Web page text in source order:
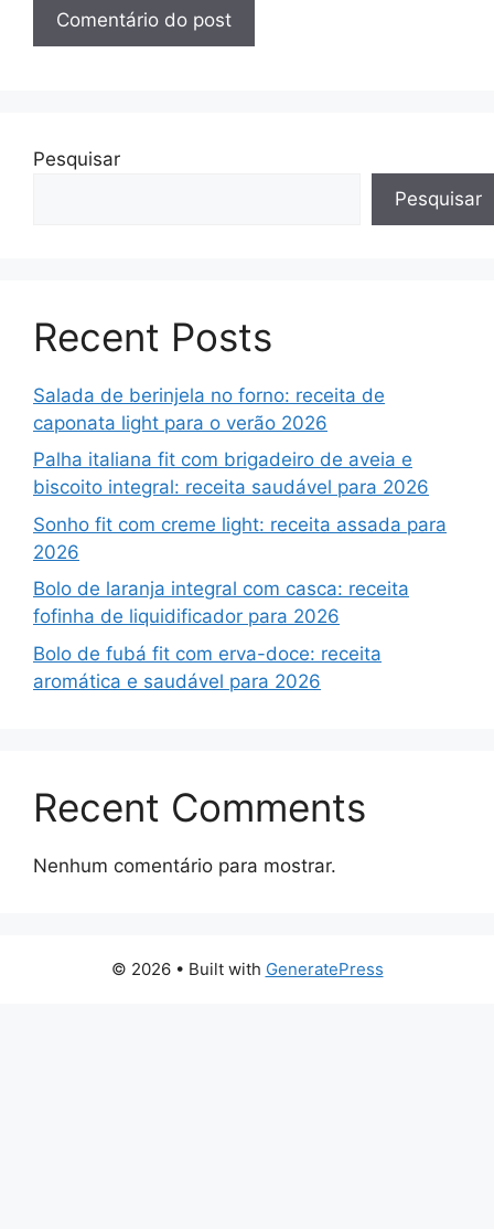
Pesquisar
Pesquisar
Recent Posts
Salada de berinjela no forno: receita de
caponata light para o verão 2026
Palha italiana fit com brigadeiro de aveia e
biscoito integral: receita saudável para 2026
Sonho fit com creme light: receita assada para
2026
Bolo de laranja integral com casca: receita
fofinha de liquidificador para 2026
Bolo de fubá fit com erva-doce: receita
aromática e saudável para 2026
Recent Comments
Nenhum comentário para mostrar.
© 2026 • Built with GeneratePress